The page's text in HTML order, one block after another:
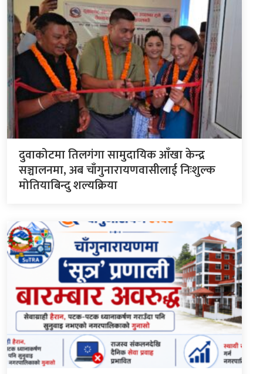
दुवाकोटमा तिलगंगा सामुदायिक आँखा केन्द्र
सञ्चालनमा, अब चाँगुनारायणवासीलाई निःशुल्क
मोतियाबिन्दु शल्यक्रिया